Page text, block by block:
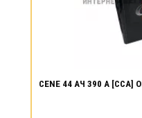
CENE 44 АЧ 390 А